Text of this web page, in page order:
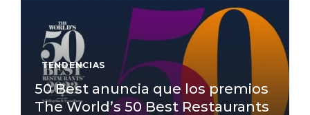
TENDENCIAS
50 Best anuncia que los premios
The World’s 50 Best Restaurants